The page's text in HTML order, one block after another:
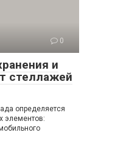
0
и
стеллажей
определяется
элементов: